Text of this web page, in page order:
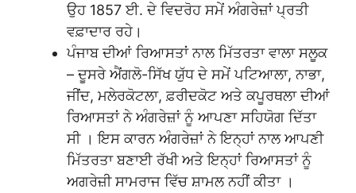
ਉਹ 1857 ਈ. ਦੇ ਵਿਦਰੋਹ ਸਮੇਂ ਅੰਗਰੇਜ਼ਾਂ ਪ੍ਰਤੀ
ਵਫ਼ਾਦਾਰ ਰਹੇ।
ਪੰਜਾਬ ਦੀਆਂ ਰਿਆਸਤਾਂ ਨਾਲ ਮਿੱਤਰਤਾ ਵਾਲਾ ਸਲੂਕ
– ਦੂਸਰੇ ਐਂਗਲੋ-ਸਿੱਖ ਯੁੱਧ ਦੇ ਸਮੇਂ ਪਟਿਆਲਾ, ਨਾਭਾ,
ਜੀਂਦ, ਮਲੇਰਕੋਟਲਾ, ਫ਼ਰੀਦਕੋਟ ਅਤੇ ਕਪੂਰਥਲਾ ਦੀਆਂ
ਰਿਆਸਤਾਂ ਨੇ ਅੰਗਰੇਜ਼ਾਂ ਨੂੰ ਆਪਣਾ ਸਹਿਯੋਗ ਦਿੱਤਾ
ਸੀ । ਇਸ ਕਾਰਨ ਅੰਗਰੇਜ਼ਾਂ ਨੇ ਇਨ੍ਹਾਂ ਨਾਲ ਆਪਣੀ
ਮਿੱਤਰਤਾ ਬਣਾਈ ਰੱਖੀ ਅਤੇ ਇਨ੍ਹਾਂ ਰਿਆਸਤਾਂ ਨੂੰ
ਅਗਰੇਜ਼ੀ ਸਾਮਰਾਜ ਵਿੱਚ ਸ਼ਾਮਲ ਨਹੀਂ ਕੀਤਾ ।